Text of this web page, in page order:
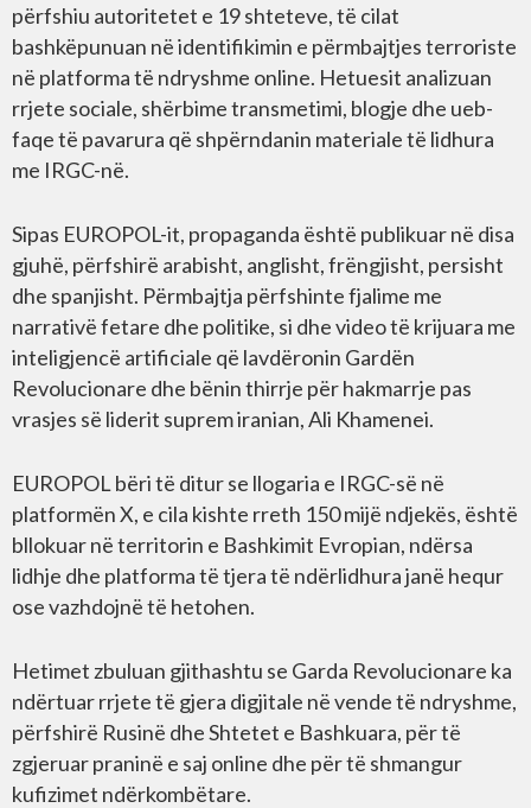
përfshiu autoritetet e 19 shteteve, të cilat
bashkëpunuan në identifikimin e përmbajtjes terroriste
në platforma të ndryshme online. Hetuesit analizuan
rrjete sociale, shërbime transmetimi, blogje dhe ueb-
faqe të pavarura që shpërndanin materiale të lidhura
me IRGC-në.
Sipas EUROPOL-it, propaganda është publikuar në disa
gjuhë, përfshirë arabisht, anglisht, frëngjisht, persisht
dhe spanjisht. Përmbajtja përfshinte fjalime me
narrativë fetare dhe politike, si dhe video të krijuara me
inteligjencë artificiale që lavdëronin Gardën
Revolucionare dhe bënin thirrje për hakmarrje pas
vrasjes së liderit suprem iranian, Ali Khamenei.
EUROPOL bëri të ditur se llogaria e IRGC-së në
platformën X, e cila kishte rreth 150 mijë ndjekës, është
bllokuar në territorin e Bashkimit Evropian, ndërsa
lidhje dhe platforma të tjera të ndërlidhura janë hequr
ose vazhdojnë të hetohen.
Hetimet zbuluan gjithashtu se Garda Revolucionare ka
ndërtuar rrjete të gjera digjitale në vende të ndryshme,
përfshirë Rusinë dhe Shtetet e Bashkuara, për të
zgjeruar praninë e saj online dhe për të shmangur
kufizimet ndërkombëtare.